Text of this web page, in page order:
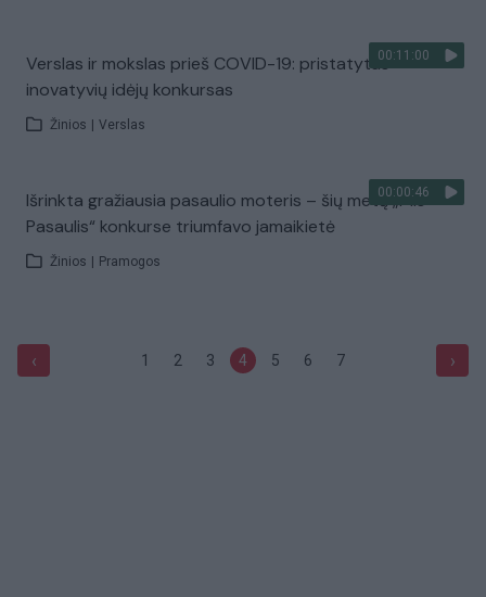
00:11:00
Verslas ir mokslas prieš COVID-19: pristatytas
inovatyvių idėjų konkursas
Žinios Verslas
00:00:46
Išrinkta gražiausia pasaulio moteris – šių metų „Mis
Pasaulis“ konkurse triumfavo jamaikietė
Žinios Pramogos
‹ 1 2 3 4 5 6 7 ›